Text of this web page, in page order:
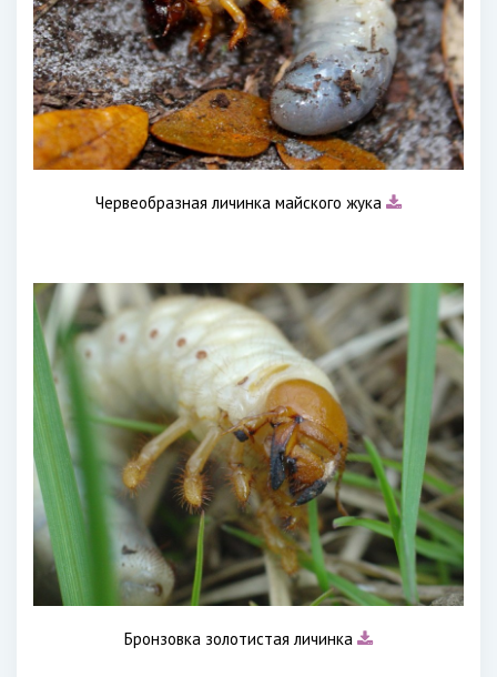
Червеобразная личинка майского жука
Бронзовка золотистая личинка